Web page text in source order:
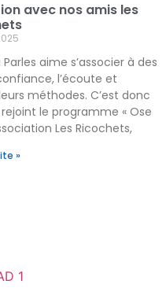
avec nos amis les
aime s’associer à des
l’écoute et
méthodes. C’est donc
le programme « Ose
Les Ricochets,
»